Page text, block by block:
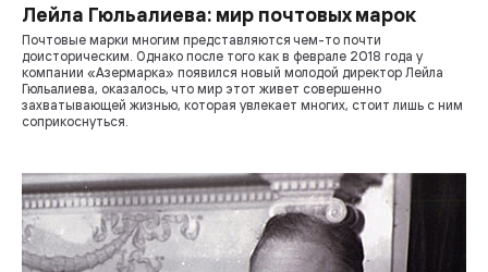
Лейла Гюльалиева: мир почтовых марок
Почтовые марки многим представляются чем-то почти
доисторическим. Однако после того как в феврале 2018 года у
компании «Азермарка» появился новый молодой директор Лейла
Гюльалиева, оказалось, что мир этот живет совершенно
захватывающей жизнью, которая увлекает многих, стоит лишь с ним
соприкоснуться.